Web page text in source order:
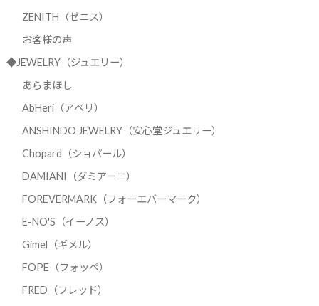
ZENITH（ゼニス）
お客様の声
◆JEWELRY（ジュエリー）
あらまほし
AbHeri（アベリ）
ANSHINDO JEWELRY（安心堂ジュエリー）
Chopard（ショパール）
DAMIANI（ダミアーニ）
FOREVERMARK（フォーエバーマーク）
E-NO'S（イーノス）
Gimel（ギメル）
FOPE（フォッペ）
FRED（フレッド）